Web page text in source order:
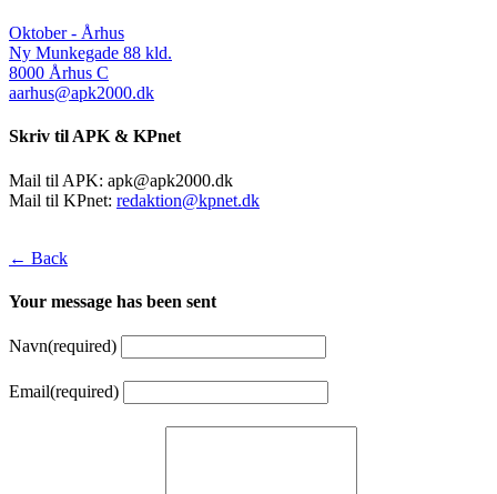
Oktober - Århus
Ny Munkegade 88 kld.
8000 Århus C
aarhus@apk2000.dk
Skriv til APK & KPnet
Mail til APK: apk@apk2000.dk
Mail til KPnet: redaktion@kpnet.dk
← Back
Your message has been sent
Navn(required)
Email(required)